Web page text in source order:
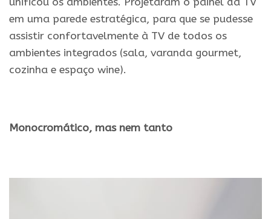
em uma parede estratégica, para que se pudesse
assistir confortavelmente à TV de todos os
ambientes integrados (sala, varanda gourmet,
cozinha e espaço wine).
Monocromático, mas nem tanto